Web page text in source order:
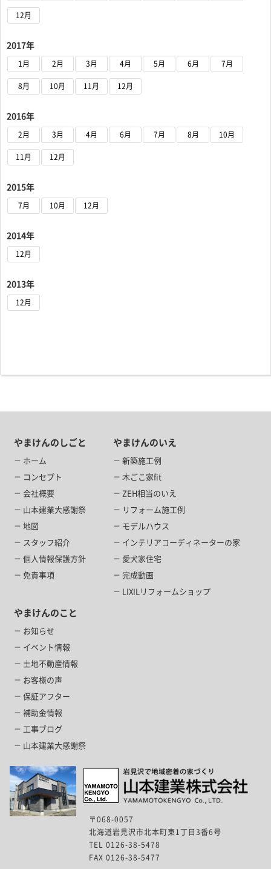
12月
2017年
1月 2月 3月 4月 5月 6月 7月
8月 10月 11月 12月
2016年
2月 3月 4月 6月 7月 8月 10月
11月 12月
2015年
7月 10月 12月
2014年
12月
2013年
12月
やまけんのしごと
ホーム
コンセプト
会社概要
山本建業大感謝祭
地図
スタッフ紹介
個人情報保護方針
免責事項
やまけんのいえ
新築施工例
木ごこ家fit
ZEH相当のいえ
リフォーム施工例
モデルハウス
インテリアコーディネーターの家
愛犬家住宅
完成動画
LIXILリフォームショップ
やまけんのこと
お知らせ
イベント情報
土地不動産情報
お客様の声
保証アフター
補助金情報
工事ブログ
山本建業大感謝祭
〒068-0057
北海道岩見沢市北本町東1丁目3番6号
TEL 0126-38-5478
FAX 0126-38-5477